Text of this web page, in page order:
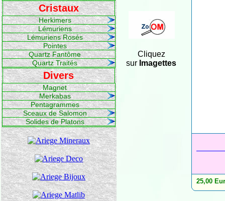
Cristaux
Herkimers
Lémuriens
Lémuriens Rosés
Pointes
Quartz Fantôme
Quartz Traités
Divers
Magnet
Merkabas
Pentagrammes
Sceaux de Salomon
Solides de Platons
Cliquez
sur Imagettes
25,00